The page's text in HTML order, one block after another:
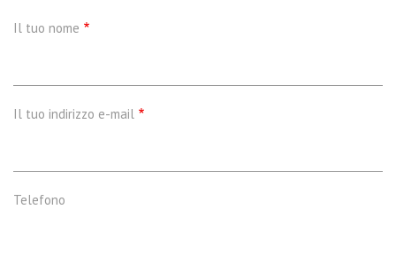
Il tuo nome
Il tuo indirizzo e-mail
Telefono